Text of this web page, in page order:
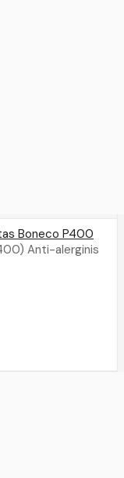
Boneco P400
Anti-alerginis